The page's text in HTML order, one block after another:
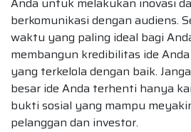
berkomunikasi dengan audiens.
waktu yang paling ideal bagi
membangun kredibilitas ide
yang terkelola dengan baik.
besar ide Anda terhenti hanya
bukti sosial yang mampu
pelanggan dan investor.